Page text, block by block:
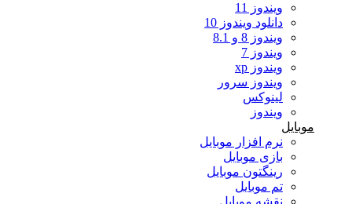
ویندوز 11
دانلود ویندوز 10
ویندوز 8 و 8.1
ویندوز 7
ویندوز xp
ویندوز سرور
لینوکس
ویندوز
موبایل
نرم افزار موبایل
بازی موبایل
رینگتون موبایل
تم موبایل
نقشه موبایل